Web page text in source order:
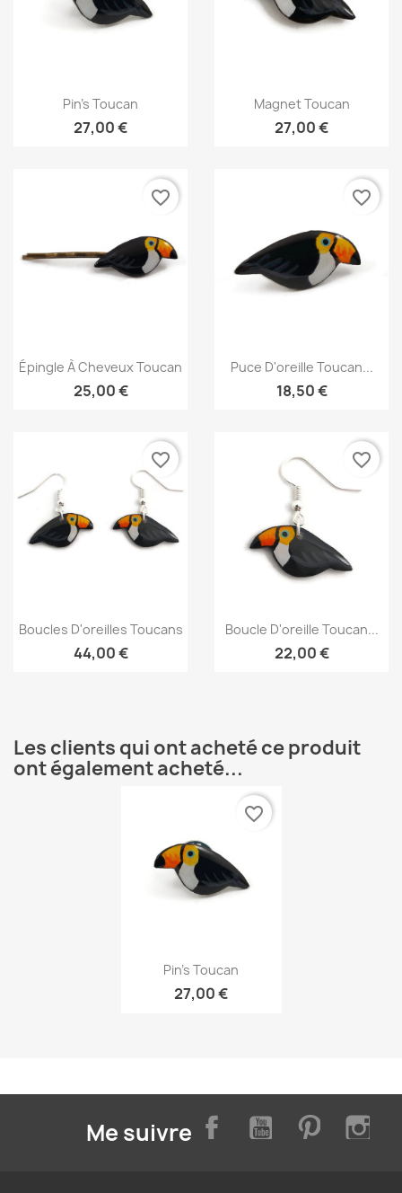
Aperçu rapide
Pin's Toucan
27,00 €
Aperçu rapide
Magnet Toucan
27,00 €
Aperçu rapide
Épingle À Cheveux Toucan
25,00 €
favorite_border
 Aperçu rapide
Puce D'oreille Toucan...
18,50 €
favorite_border
Aperçu rapide
Boucles D'oreilles Toucans
44,00 €
favorite_border
Aperçu rapide
Boucle D'oreille Toucan...
22,00 €
favorite_border
Les clients qui ont acheté ce produit
ont également acheté...
Aperçu rapide
Pin's Toucan
27,00 €
favorite_border
Me suivre FacebookYouTube Pinterest